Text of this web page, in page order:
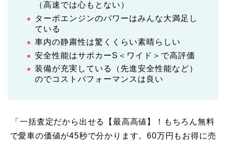
（高速では心もとない）
ターボエンジンのパワーはみんな大満足し
ている
車内の静粛性は驚くくらい素晴らしい
安全性能はサポカーS＜ワイド＞で高評価
装備が充実している（先進安全性能など）
のでコストパフォーマンスは良い
「一括査定だから出せる【最高高値】！もちろん無料
で愛車の価値が45秒で分かります。60万円もお得に売